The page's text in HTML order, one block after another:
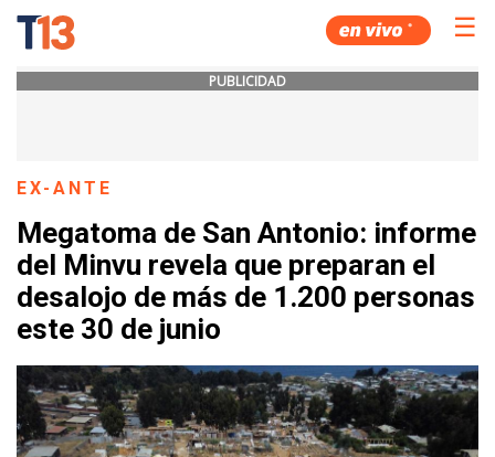
☰
PUBLICIDAD
EX-ANTE
Megatoma de San Antonio: informe
del Minvu revela que preparan el
desalojo de más de 1.200 personas
este 30 de junio